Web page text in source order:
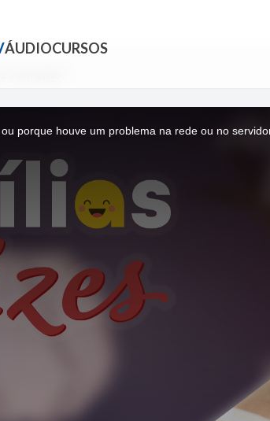
ÁUDIOCURSOS
porque houve um problema na rede ou no